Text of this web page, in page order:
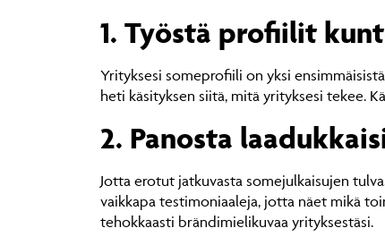
1. Työstä profiilit
Yrityksesi someprofiili on yksi
heti käsityksen siitä, mitä yrityksesi tekee.
2. Panosta
Jotta erotut jatkuvasta somejulkaisujen
vaikkapa testimoniaaleja, jotta näet mikä
tehokkaasti brändimielikuvaa yrityksestäsi.